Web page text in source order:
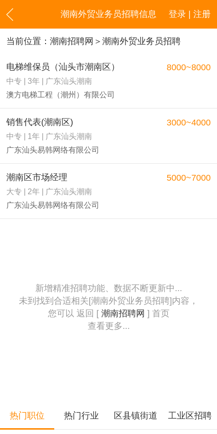
登录 | 注册
潮南外贸业务员招聘信息
当前位置： 潮南招聘网 ＞潮南外贸业务员招聘
电梯维保员（汕头市潮南区）
中专 | 3年 | 广东汕头潮南
澳方电梯工程（潮州）有限公司
8000~8000
销售代表(潮南区)
中专 | 1年 | 广东汕头潮南
广东汕头易韩网络有限公司
3000~4000
潮南区市场经理
大专 | 2年 | 广东汕头潮南
广东汕头易韩网络有限公司
5000~7000
新增精准招聘功能、数据不断更新中...
未到找到合适相关[潮南外贸业务员招聘]内容，
您可以 返回 [ 潮南招聘网 ] 首页
查看更多...
热门职位 热门行业 区县镇街道 工业区招聘